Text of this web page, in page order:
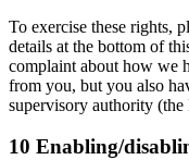
To exercise these rights,
details at the bottom of
complaint about how we
from you, but you also
supervisory authority
10 Enabling/